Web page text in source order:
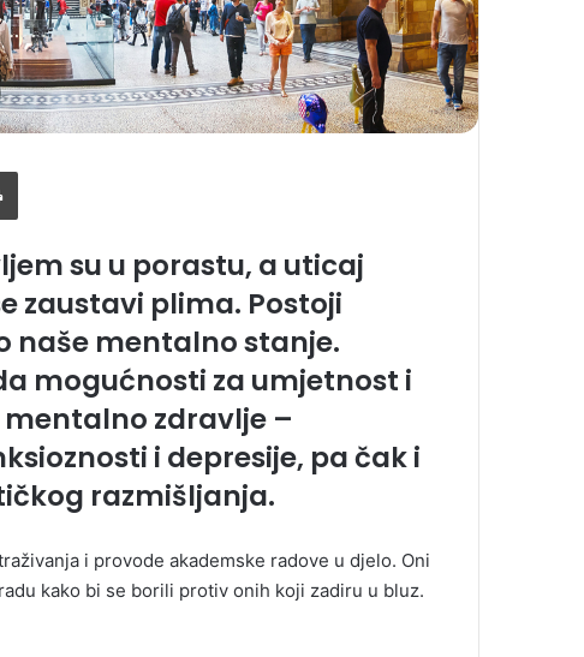
su u porastu, a uticaj
zaustavi plima. Postoji
naše mentalno stanje.
mogućnosti za umjetnost i
zdravlje –
i depresije, pa čak i
razmišljanja.
i provode akademske radove u djelo. Oni
kako bi se borili protiv onih koji zadiru u bluz.